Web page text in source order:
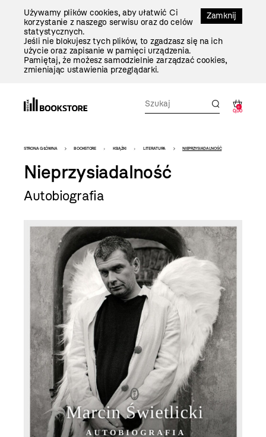
Zamknij
Używamy plików cookies, aby ułatwić Ci
korzystanie z naszego serwisu oraz do celów
statystycznych.
Jeśli nie blokujesz tych plików, to zgadzasz się na ich
użycie oraz zapisanie w pamięci urządzenia.
Pamiętaj, że możesz samodzielnie zarządzać cookies,
zmieniając ustawienia przeglądarki.
0
0,00
Bookstore
-
szablon
szczegóły
STRONA GŁÓWNA BOOKSTORE KSIĄŻKI LITERATURA NIEPRZYSIADALNOŚĆ
Nieprzysiadalność
Autobiografia